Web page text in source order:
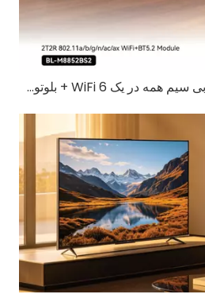
BL-M8852BS2: راه حل بی سیم همه در یک WiFi 6 + بلوتوث 5.2